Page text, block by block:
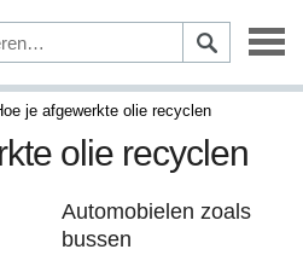
je afgewerkte olie recyclen
olie recyclen
Automobielen zoals
bussen